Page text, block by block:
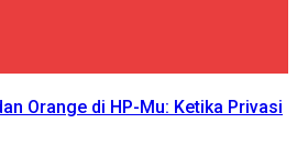
Orange di HP-Mu: Ketika Privasi